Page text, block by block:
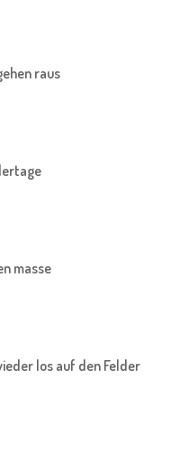
raus
masse
los auf den Felder